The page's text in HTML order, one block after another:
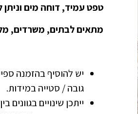
טפט עמיד, דוחה מים וניתן
מתאים לבתים, משרדים,
גובה / סטייה במידות.
ייתכן שינויים